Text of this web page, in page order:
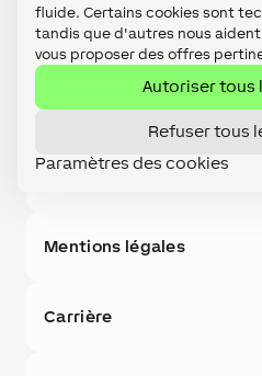
fluide. Certains cookies sont
tandis que d'autres nous
vous proposer des offres
Autoriser tous
Refuser tous
Paramètres des cookies
Acheter
Partenaires
Mentions légales
Carrière